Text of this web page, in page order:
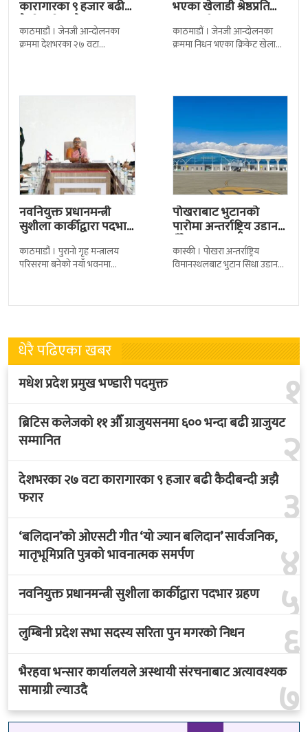
कारागारका ९ हजार बढी
कैदीबन्दी अझै फरार
काठमाडौं । जेनजी आन्दोलनका
क्रममा देशभरका २७ वटा
भएका खेलाडी श्रेष्ठप्रति
श्रद्धाञ्जली
काठमाडौं । जेनजी आन्दोलनका
क्रममा निधन भएका क्रिकेट खेलाडी
नवनियुक्त प्रधानमन्त्री
सुशीला कार्कीद्वारा पदभार
काठमाडौं । पुरानो गृह मन्त्रालय
परिसरमा बनेको नयाँ भवनमा
नवनियुक्त
पोखराबाट भुटानको
पारोमा अन्तर्राष्ट्रिय उडान
हुँदै
कास्की । पोखरा अन्तर्राष्ट्रिय
विमानस्थलबाट भुटान सिधा उडान
लागेको हो
धेरै पढिएका खबर
१
मधेश प्रदेश प्रमुख भण्डारी पदमुक्त
२
ब्रिटिस कलेजको ११ औँ ग्राजुयसनमा ६०० भन्दा बढी ग्राजुयट
सम्मानित
३
देशभरका २७ वटा कारागारका ९ हजार बढी कैदीबन्दी अझै
फरार
४
‘बलिदान’को ओएसटी गीत ‘यो ज्यान बलिदान’ सार्वजनिक,
मातृभूमिप्रति पुत्रको भावनात्मक समर्पण
५
नवनियुक्त प्रधानमन्त्री सुशीला कार्कीद्वारा पदभार ग्रहण
६
लुम्बिनी प्रदेश सभा सदस्य सरिता पुन मगरको निधन
७
भैरहवा भन्सार कार्यालयले अस्थायी संरचनाबाट अत्यावश्यक
सामाग्री ल्याउदै